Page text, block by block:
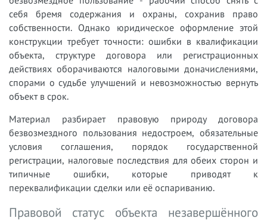
себя бремя содержания и охраны, сохранив право
собственности. Однако юридическое оформление этой
конструкции требует точности: ошибки в квалификации
объекта, структуре договора или регистрационных
действиях оборачиваются налоговыми доначислениями,
спорами о судьбе улучшений и невозможностью вернуть
объект в срок.
Материал разбирает правовую природу договора
безвозмездного пользования недостроем, обязательные
условия соглашения, порядок государственной
регистрации, налоговые последствия для обеих сторон и
типичные ошибки, которые приводят к
переквалификации сделки или её оспариванию.
Правовой статус объекта незавершённого